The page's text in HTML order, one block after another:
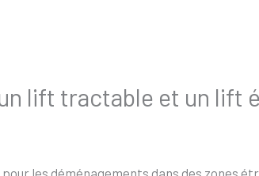
lift tractable et un lift